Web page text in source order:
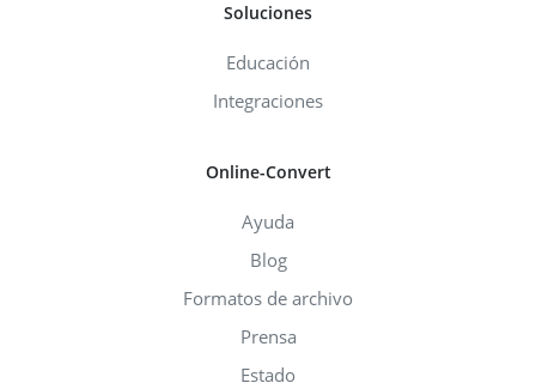
Soluciones
Educación
Integraciones
Online-Convert
Ayuda
Blog
Formatos de archivo
Prensa
Estado